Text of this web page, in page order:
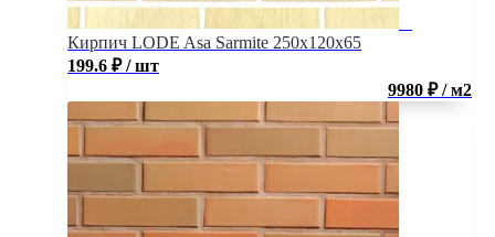
Кирпич LODE Asa Sarmite 250x120x65
199.6 ₽ / шт
9980 ₽ / м2